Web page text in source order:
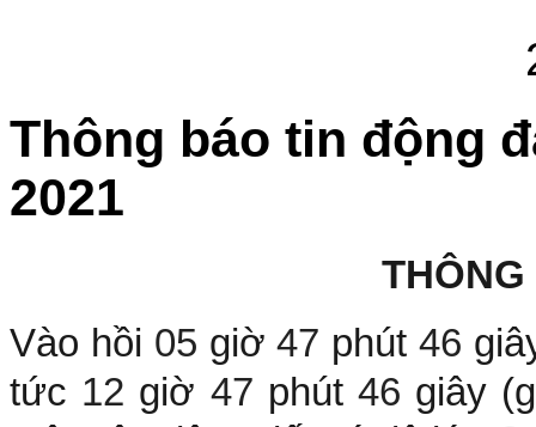
Thông báo tin động
2021
Vào hồi 05 giờ47 phút46
tức 12 giờ 47 phút46 giây